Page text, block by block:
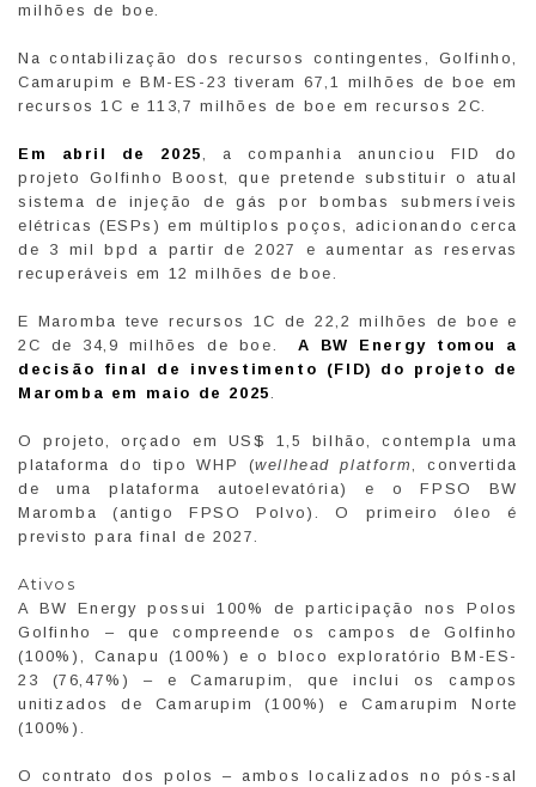
milhões de boe.
Na contabilização dos recursos contingentes, Golfinho,
Camarupim e BM-ES-23 tiveram 67,1 milhões de boe em
recursos 1C e 113,7 milhões de boe em recursos 2C.
Em abril de 2025, a companhia anunciou FID do
projeto Golfinho Boost, que pretende substituir o atual
sistema de injeção de gás por bombas submersíveis
elétricas (ESPs) em múltiplos poços, adicionando cerca
de 3 mil bpd a partir de 2027 e aumentar as reservas
recuperáveis ​​em 12 milhões de boe.
E Maromba teve recursos 1C de 22,2 milhões de boe e
2C de 34,9 milhões de boe. A BW Energy tomou a
decisão final de investimento (FID) do projeto de
Maromba em maio de 2025.
O projeto, orçado em US$ 1,5 bilhão, contempla uma
plataforma do tipo WHP (wellhead platform, convertida
de uma plataforma autoelevatória) e o FPSO BW
Maromba (antigo FPSO Polvo). O primeiro óleo é
previsto para final de 2027.
Ativos
A BW Energy possui 100% de participação nos Polos
Golfinho – que compreende os campos de Golfinho
(100%), Canapu (100%) e o bloco exploratório BM-ES-
23 (76,47%) – e Camarupim, que inclui os campos
unitizados de Camarupim (100%) e Camarupim Norte
(100%).
O contrato dos polos – ambos localizados no pós-sal